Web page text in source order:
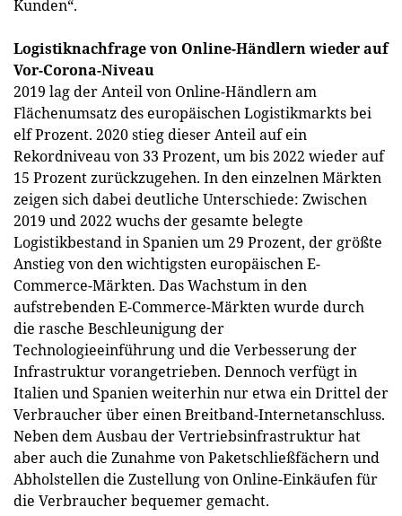
Kunden“.
Logistiknachfrage von Online-Händlern wieder auf
Vor-Corona-Niveau
2019 lag der Anteil von Online-Händlern am
Flächenumsatz des europäischen Logistikmarkts bei
elf Prozent. 2020 stieg dieser Anteil auf ein
Rekordniveau von 33 Prozent, um bis 2022 wieder auf
15 Prozent zurückzugehen. In den einzelnen Märkten
zeigen sich dabei deutliche Unterschiede: Zwischen
2019 und 2022 wuchs der gesamte belegte
Logistikbestand in Spanien um 29 Prozent, der größte
Anstieg von den wichtigsten europäischen E-
Commerce-Märkten. Das Wachstum in den
aufstrebenden E-Commerce-Märkten wurde durch
die rasche Beschleunigung der
Technologieeinführung und die Verbesserung der
Infrastruktur vorangetrieben. Dennoch verfügt in
Italien und Spanien weiterhin nur etwa ein Drittel der
Verbraucher über einen Breitband-Internetanschluss.
Neben dem Ausbau der Vertriebsinfrastruktur hat
aber auch die Zunahme von Paketschließfächern und
Abholstellen die Zustellung von Online-Einkäufen für
die Verbraucher bequemer gemacht.